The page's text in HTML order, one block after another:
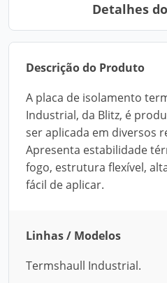
Detalhes
Descrição do Produto
A placa de isolamento
Industrial, da Blitz, é
ser aplicada em diversos
Apresenta estabilidade
fogo, estrutura flexível,
fácil de aplicar.
Linhas / Modelos
Termshaull Industrial.